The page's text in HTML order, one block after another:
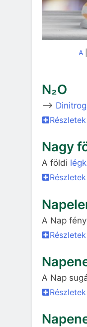
A|
N₂O
–>
Részletek
Nagy
A földi
Részletek
A Nap
Részletek
A Nap
Részletek